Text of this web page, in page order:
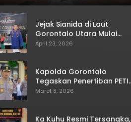
Jejak Sianida di Laut
Gorontalo Utara Mulai
Terkuak
April 23, 2026
Kapolda Gorontalo
Tegaskan Penertiban PETI
Terus Berjalan
Maret 8, 2026
Ka Kuhu Resmi Tersangka,